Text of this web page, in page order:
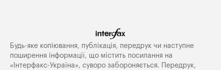
Будь-яке копiювання, публiкацiя, передрук чи наступне
поширення iнформацiї, що мiстить посилання на
«Iнтерфакс-Україна», суворо забороняється. Передрук,